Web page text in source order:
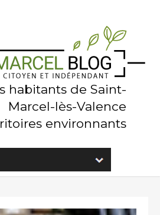
habitants de Saint-
Marcel-lès-Valence
environnants